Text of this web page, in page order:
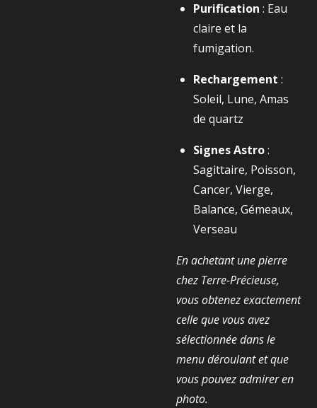
Purification : Eau
claire et la
fumigation.
Rechargement :
Soleil, Lune, Amas
de quartz
Signes Astro:
Sagittaire, Poisson,
Cancer, Vierge,
Balance, Gémeaux,
Verseau
En achetant une pierre
chez Terre-Précieuse,
vous obtenez exactement
celle que vous avez
sélectionnée dans le
menu déroulant et que
vous pouvez admirer en
photo.